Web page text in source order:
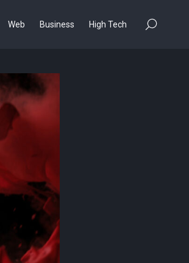
Web Business High Tech
×